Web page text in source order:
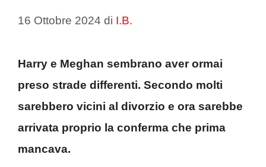
16 Ottobre 2024 di I.B.
Harry e Meghan sembrano aver ormai
preso strade differenti. Secondo molti
sarebbero vicini al divorzio e ora sarebbe
arrivata proprio la conferma che prima
mancava.